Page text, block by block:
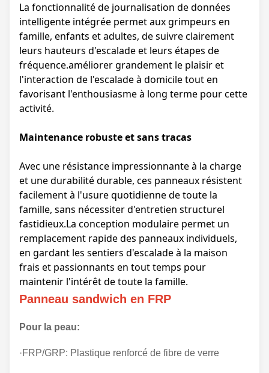
La fonctionnalité de journalisation de données
intelligente intégrée permet aux grimpeurs en
famille, enfants et adultes, de suivre clairement
leurs hauteurs d'escalade et leurs étapes de
fréquence.améliorer grandement le plaisir et
l'interaction de l'escalade à domicile tout en
favorisant l'enthousiasme à long terme pour cette
activité.
Maintenance robuste et sans tracas
Avec une résistance impressionnante à la charge
et une durabilité durable, ces panneaux résistent
facilement à l'usure quotidienne de toute la
famille, sans nécessiter d'entretien structurel
fastidieux.La conception modulaire permet un
remplacement rapide des panneaux individuels,
en gardant les sentiers d'escalade à la maison
frais et passionnants en tout temps pour
maintenir l'intérêt de toute la famille.
Panneau sandwich en FRP
Pour la peau:
·FRP/GRP: Plastique renforcé de fibre de verre